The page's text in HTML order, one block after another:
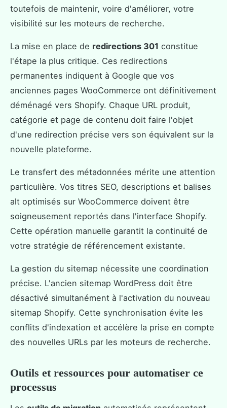
toutefois de maintenir, voire d'améliorer, votre
visibilité sur les moteurs de recherche.
La mise en place de redirections 301 constitue
l'étape la plus critique. Ces redirections
permanentes indiquent à Google que vos
anciennes pages WooCommerce ont définitivement
déménagé vers Shopify. Chaque URL produit,
catégorie et page de contenu doit faire l'objet
d'une redirection précise vers son équivalent sur la
nouvelle plateforme.
Le transfert des métadonnées mérite une attention
particulière. Vos titres SEO, descriptions et balises
alt optimisés sur WooCommerce doivent être
soigneusement reportés dans l'interface Shopify.
Cette opération manuelle garantit la continuité de
votre stratégie de référencement existante.
La gestion du sitemap nécessite une coordination
précise. L'ancien sitemap WordPress doit être
désactivé simultanément à l'activation du nouveau
sitemap Shopify. Cette synchronisation évite les
conflits d'indexation et accélère la prise en compte
des nouvelles URLs par les moteurs de recherche.
Outils et ressources pour automatiser ce
processus